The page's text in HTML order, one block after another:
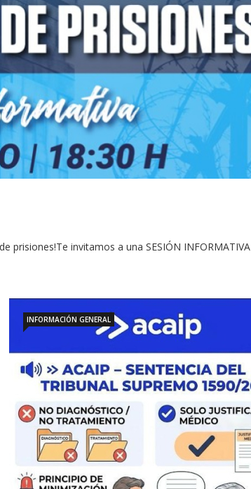
prisiones!Te invitamos a una SESIÓN INFORMATIVA
INFORMACIÓN GENERAL